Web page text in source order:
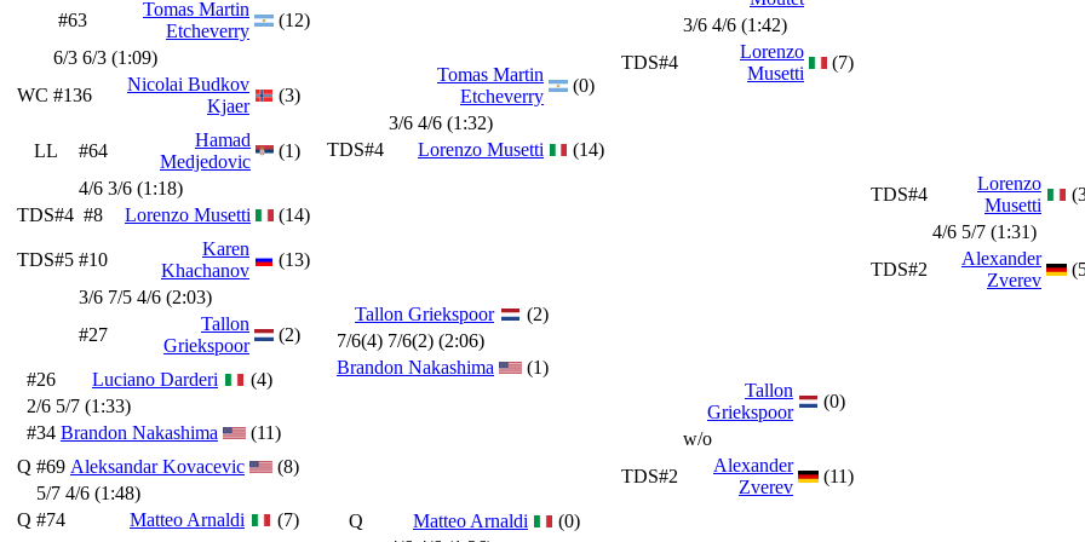
3/6 4/6 (1:42)
TDS#4
Lorenzo
Musetti
(7)
TDS#4
Lorenzo
Musetti
4/6 5/7 (1:31)
TDS#2
Alexander
Zverev
#63
Tomas Martin
Etcheverry
(12)
6/3 6/3 (1:09)
WC #136
Nicolai Budkov
Kjaer
(3)
Tomas Martin
Etcheverry
(0)
3/6 4/6 (1:32)
TDS#4
Lorenzo Musetti (14)
LL #64
Hamad
Medjedovic
(1)
4/6 3/6 (1:18)
TDS#4 #8 Lorenzo Musetti (14)
TDS#5 #10
Karen
Khachanov
(13)
3/6 7/5 4/6 (2:03)
#27
Tallon
Griekspoor
(2)
Tallon Griekspoor
(2)
7/6(4) 7/6(2) (2:06)
Brandon Nakashima
(1)
Tallon
Griekspoor
(0)
w/o
TDS#2
Alexander
Zverev
(11)
#26 Luciano Darderi
(4)
2/6 5/7 (1:33)
#34 Brandon Nakashima
(11)
Q #69 Aleksandar Kovacevic
(8)
5/7 4/6 (1:48)
Q #74 Matteo Arnaldi (7) Q Matteo Arnaldi
(0)